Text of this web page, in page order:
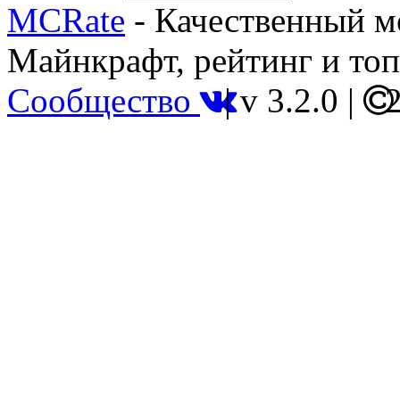
MCRate - Качественный
Майнкрафт, рейтинг и
Сообщество |v 3.2.0 |